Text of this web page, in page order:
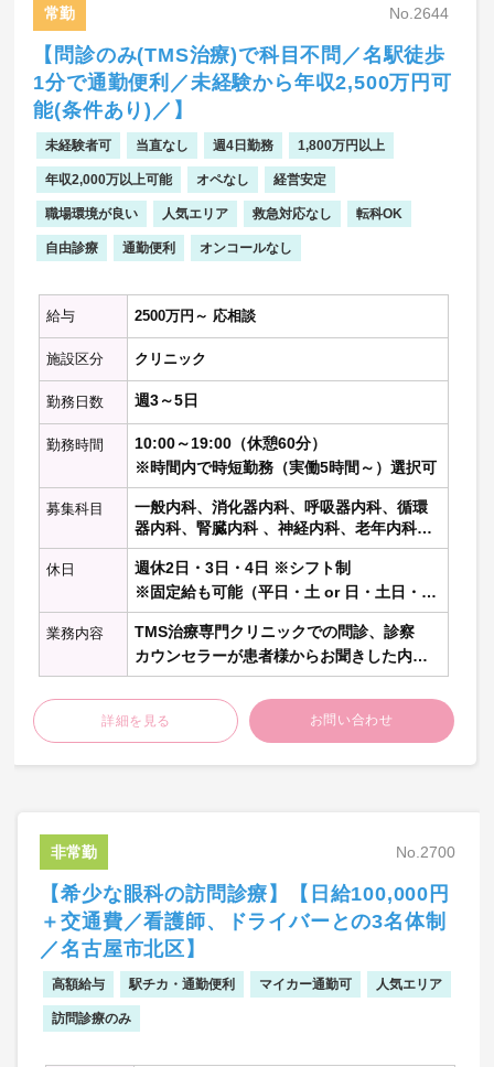
常勤 No.2644
【問診のみ(TMS治療)で科目不問／名駅徒歩
1分で通勤便利／未経験から年収2,500万円可
能(条件あり)／】
未経験者可 当直なし 週4日勤務 1,800万円以上
年収2,000万以上可能 オペなし 経営安定
職場環境が良い 人気エリア 救急対応なし 転科OK
自由診療 通勤便利 オンコールなし
給与 2500万円～ 応相談
施設区分 クリニック
勤務日数 週3～5日
勤務時間
10:00～19:00（休憩60分）
※時間内で時短勤務（実働5時間～）選択可
募集科目
一般内科、消化器内科、呼吸器内科、循環
器内科、腎臓内科 、神経内科、老年内科、
内分泌代謝科、糖尿病科 、血液内科 、リウ
マチ膠原病内科、心療内科、総合内科、そ
の他の内科科目、一般外科、消化器外科、
呼吸器外科、心臓血管外科、脳神経外科、
整形外科、乳腺外科、泌尿器科、形成外
科、大腸肛門科、美容外科、小児外科、そ
の他の外科科目、眼科、皮膚科、耳鼻咽頭
科、精神科、放射線科、小児科、産婦人
科、婦人科 、麻酔科、救急科、緩和ケア、
病理科、訪問診療、美容皮膚、健診人間ド
休日
週休2日・3日・4日 ※シフト制
※固定給も可能（平日・土 or 日・土日・土
日祝など）
※固定なしの場合でも希望休を取得いただ
けます（3日/月）
業務内容
TMS治療専門クリニックでの問診、診察
カウンセラーが患者様からお聞きした内容
をもとに改めてお困りごとをしっかりとお
聞きし疑いのある症状・検査内容について
説明します。
その後、QEEG検査による客観的データに
て診断を行い、TMSの治療部位を臨床工学
患者様のお悩みやお困りごとにしっかり耳
ーションを取ることがミッションとなりま
す
・患者層：男性5：５女性
・年齢層：10代：21％
20代：25％
30代：17％
40代：16％
詳細を見る お問い合わせ
非常勤 No.2700
【希少な眼科の訪問診療】【日給100,000円
＋交通費／看護師、ドライバーとの3名体制
／名古屋市北区】
高額給与 駅チカ・通勤便利 マイカー通勤可 人気エリア
訪問診療のみ